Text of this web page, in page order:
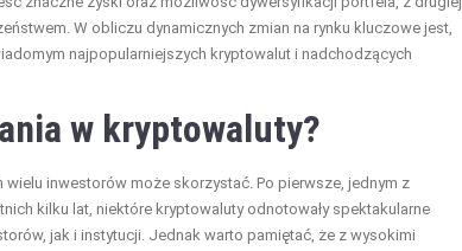
W obliczu dynamicznych zmian na rynku kluczowe jest,
najpopularniejszych kryptowalut i nadchodzących
w kryptowaluty?
inwestorów może skorzystać. Po pierwsze, jednym z
kilku lat, niektóre kryptowaluty odnotowały spektakularne
jak i instytucji. Jednak warto pamiętać, że z wysokimi